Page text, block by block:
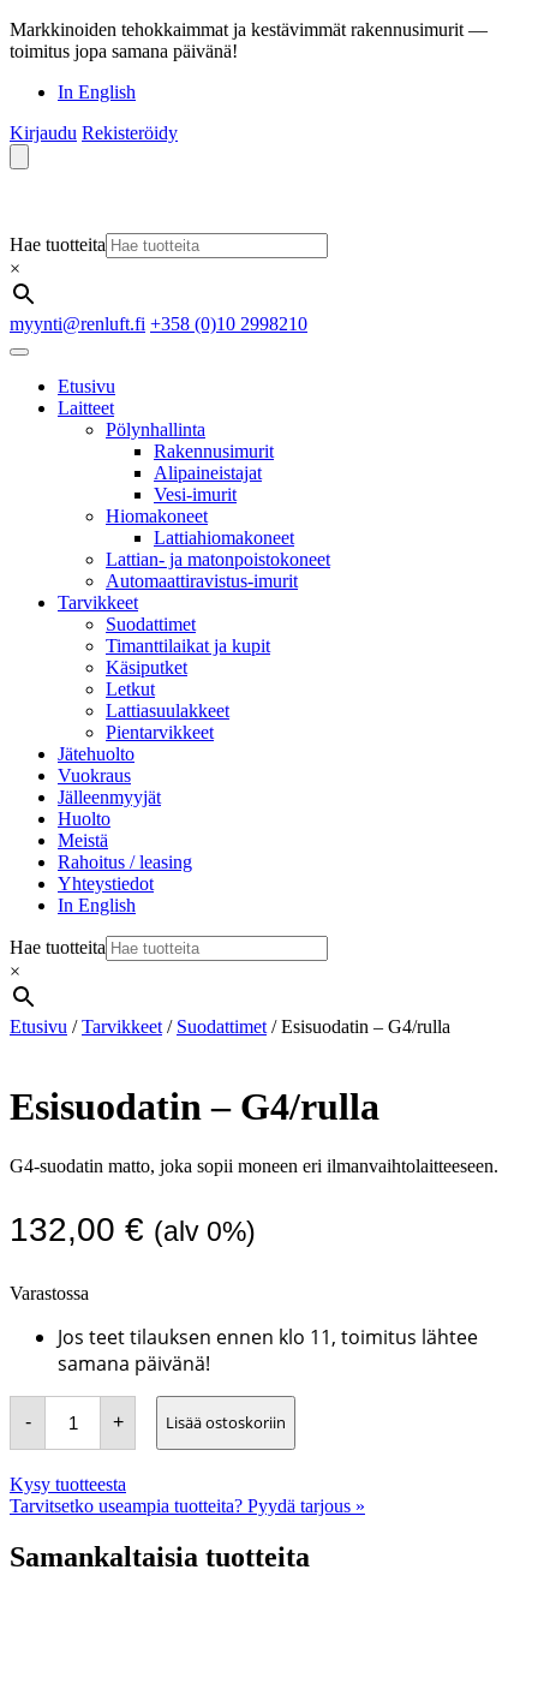
Markkinoiden tehokkaimmat ja kestävimmät rakennusimurit —
toimitus jopa samana päivänä!
In English
Kirjaudu Rekisteröidy
Hae tuotteita
×
myynti@renluft.fi +358 (0)10 2998210
Etusivu
Laitteet
Pölynhallinta
Rakennusimurit
Alipaineistajat
Vesi-imurit
Hiomakoneet
Lattiahiomakoneet
Lattian- ja matonpoistokoneet
Automaattiravistus-imurit
Tarvikkeet
Suodattimet
Timanttilaikat ja kupit
Käsiputket
Letkut
Lattiasuulakkeet
Pientarvikkeet
Jätehuolto
Vuokraus
Jälleenmyyjät
Huolto
Meistä
Rahoitus / leasing
Yhteystiedot
In English
Hae tuotteita
×
Etusivu /Tarvikkeet / Suodattimet / Esisuodatin – G4/rulla
Esisuodatin – G4/rulla
G4-suodatin matto, joka sopii moneen eri ilmanvaihtolaitteeseen.
132,00 € (alv 0%)
Varastossa
Jos teet tilauksen ennen klo 11, toimitus lähtee
samana päivänä!
-
Esisuodatin
+ Lisää ostoskoriin
Kysy tuotteesta
Tarvitsetko useampia tuotteita? Pyydä tarjous »
Samankaltaisia tuotteita